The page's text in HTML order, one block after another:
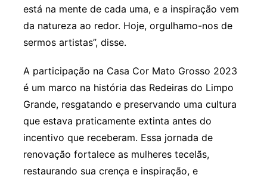
está na mente de cada uma, e a inspiração vem
da natureza ao redor. Hoje, orgulhamo-nos de
sermos artistas”, disse.
A participação na Casa Cor Mato Grosso 2023
é um marco na história das Redeiras do Limpo
Grande, resgatando e preservando uma cultura
que estava praticamente extinta antes do
incentivo que receberam. Essa jornada de
renovação fortalece as mulheres tecelãs,
restaurando sua crença e inspiração, e